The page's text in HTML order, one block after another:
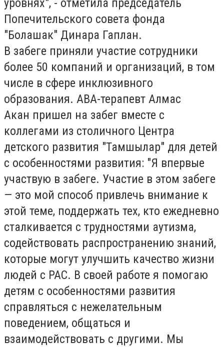
уровнях", - отметила председатель
Попечительского совета фонда
"Болашак" Динара Гаплан.
В забеге приняли участие сотрудники
более 50 компаний и организаций, в том
числе в сфере инклюзивного
образования. АВА-терапевт Алмас
Акан пришел на забег вместе с
коллегами из столичного Центра
детского развития "Тамшылар" для детей
с особенностями развития: "Я впервые
участвую в забеге. Участие в этом забеге
— это мой способ привлечь внимание к
этой теме, поддержать тех, кто ежедневно
сталкивается с трудностями аутизма,
содействовать распространению знаний,
которые могут улучшить качество жизни
людей с РАС. В своей работе я помогаю
детям с особенностями развития
справляться с нежелательным
поведением, общаться и
взаимодействовать с другими. Мы